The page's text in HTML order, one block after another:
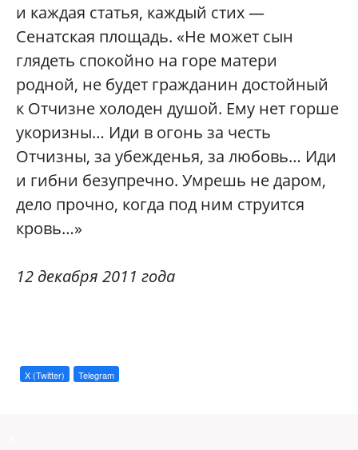
и каждая статья, каждый стих —
Сенатская площадь. «Не может сын
глядеть спокойно на горе матери
родной, не будет гражданин достойный
к Отчизне холоден душой. Ему нет горше
укоризны… Иди в огонь за честь
Отчизны, за убежденья, за любовь… Иди
и гибни безупречно. Умрешь не даром,
дело прочно, когда под ним струится
кровь…»
12 декабря 2011 года
X (Twitter) Telegram